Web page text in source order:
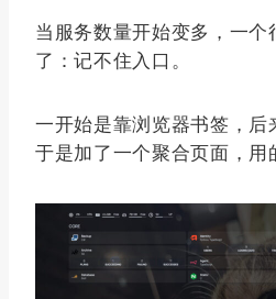
当服务数量开始变多，一
了：记不住入口。
一开始是靠浏览器书签，后
于是加了一个聚合页面，用